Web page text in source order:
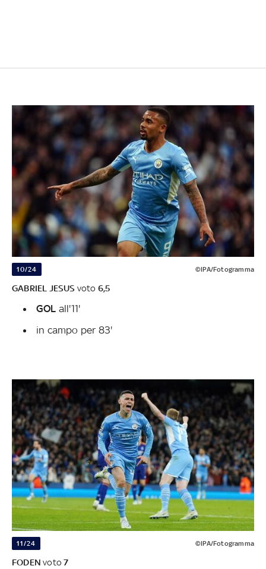
10/24 ©IPA/Fotogramma
GABRIEL JESUS voto 6,5
GOL all'11'
in campo per 83'
11/24 ©IPA/Fotogramma
FODEN voto7